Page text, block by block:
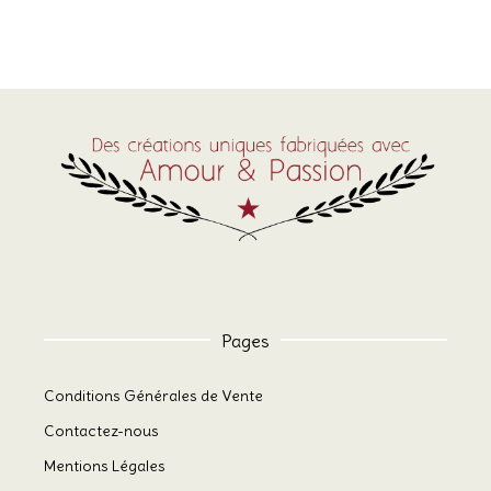
la
Pages
Conditions Générales de Vente
Contactez-nous
Mentions Légales